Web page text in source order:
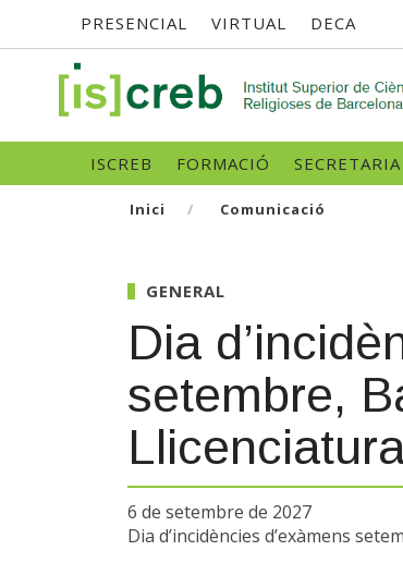
contingut
Menú
superior
SK
PRESENCIAL VIRTUAL DECA
Navegació
principal
ISCREB FORMACIÓ SECRETARIA
Inici Comunicació
GENERAL
Dia
setembre,
6 de setembre de 2027
Dia d’incidències d’exàmens